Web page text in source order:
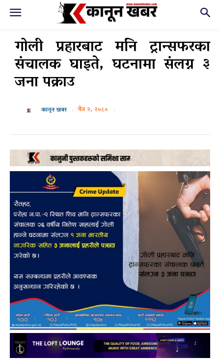
गोली प्रहारबाट मनि ट्रान्सफरका
संचालक घाइते, घटनामा संलग्न ३
जना पक्राउ
कानून खबर चैत्र २, २०८०